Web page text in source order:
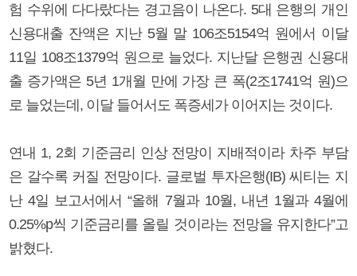
험 수위에 다다랐다는 경고음이 나온다. 5대 은행의 개인
신용대출 잔액은 지난 5월 말 106조5154억 원에서 이달
11일 108조1379억 원으로 늘었다. 지난달 은행권 신용대
출 증가액은 5년 1개월 만에 가장 큰 폭(2조1741억 원)으
로 늘었는데, 이달 들어서도 폭증세가 이어지는 것이다.
연내 1, 2회 기준금리 인상 전망이 지배적이라 차주 부담
은 갈수록 커질 전망이다. 글로벌 투자은행(IB) 씨티는 지
난 4일 보고서에서 “올해 7월과 10월, 내년 1월과 4월에
0.25%p씩 기준금리를 올릴 것이라는 전망을 유지한다”고
밝혔다.